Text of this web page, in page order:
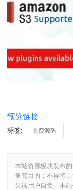
预览链接
标签: 免费源码
本站资源板块发布
研究目的；不得将
果请用户自负。本